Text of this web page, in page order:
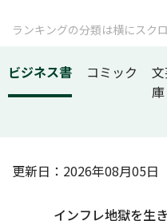
ランキングの分類は横にスク
ビジネス書 コミック
庫
更新日： 2026年08月05日
インフレ地獄を生